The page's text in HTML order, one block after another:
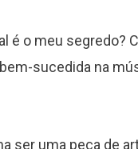
é o meu segredo?
sucedida na
ser uma peça de